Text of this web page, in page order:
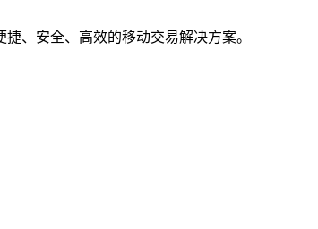
、安全、高效的移动交易解决方案。